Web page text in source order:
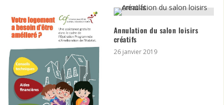
Annulation du salon loisirs
créatifs
26 janvier 2019